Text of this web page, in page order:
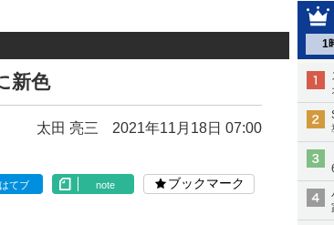
1
新色
太田 亮三 2021年11月18日 07:00
はてブ note ブックマーク